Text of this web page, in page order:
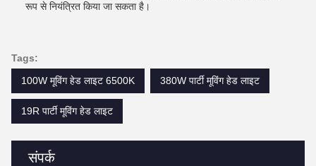
संपर्क
रूप से नियंत्रित किया जा सकता है।
Tags:
100W मूविंग हेड लाइट 6500K
380W पार्टी मूविंग हेड लाइट
19R पार्टी मूविंग हेड लाइट